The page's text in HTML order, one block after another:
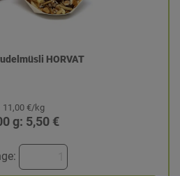
HORVAT
11,00 €/kg
g: 5,50 €